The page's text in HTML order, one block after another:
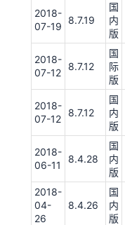
2018-
07-19
8.7.19
国
内
版
2018-
07-12
8.7.12
国
际
版
2018-
07-12
8.7.12
国
内
版
2018-
06-11
8.4.28
国
内
版
2018-
04-
26
8.4.26
国
内
版